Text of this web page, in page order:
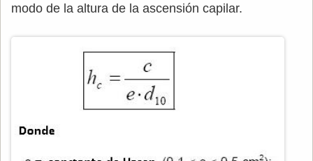
modo de la altura de la ascensión capilar.